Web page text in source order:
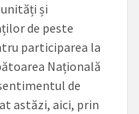
și
de peste
participa­rea la
Națională
de
astăzi, aici, prin